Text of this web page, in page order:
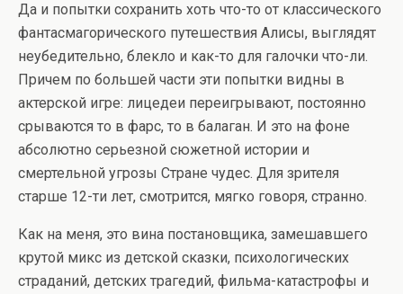
Да и попытки сохранить хоть что-то от классического
фантасмагорического путешествия Алисы, выглядят
неубедительно, блекло и как-то для галочки что-ли.
Причем по большей части эти попытки видны в
актерской игре: лицедеи переигрывают, постоянно
срываются то в фарс, то в балаган. И это на фоне
абсолютно серьезной сюжетной истории и
смертельной угрозы Стране чудес. Для зрителя
старше 12-ти лет, смотрится, мягко говоря, странно.
Как на меня, это вина постановщика, замешавшего
крутой микс из детской сказки, психологических
страданий, детских трагедий, фильма-катастрофы и